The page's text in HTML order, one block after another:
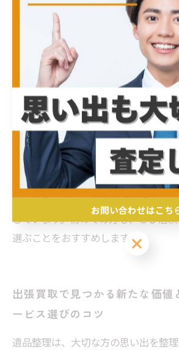
は、「自宅で査定が受けられ精神的
た」との声が多く聞かれます。実際
問し、丁寧に品物を確認するため、
安心して任せられると好評です。ま
可能なため、大量の遺品を効率よく整
約にもつながります。現場での細や
明点や相談にもその場で応じてもら
納得してサービスを利用できるのも
用面でも、持ち運びの手間や処分費
メリットがあります。こうした成功
安心感を高め、丁寧な出張買取サー
しています。初めての方も、ぜひ信
選ぶことをおすすめします。
出張買取で見つかる新たな価値
ービス選びのコツ
遺品整理は、大切な方の思い出を整
お問い合わせはこちら
お問い合わせはこち